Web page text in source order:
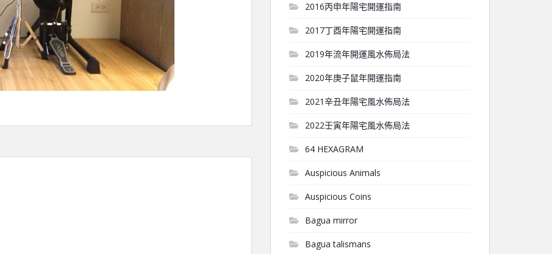
2016丙申年陽宅開運指南
2017丁酉年陽宅開運指南
2019年流年開運風水佈局法
2020年庚子鼠年開運指南
2021辛丑年陽宅風水佈局法
2022壬寅年陽宅風水佈局法
64 HEXAGRAM
Auspicious Animals
Auspicious Coins
Bagua mirror
Bagua talismans